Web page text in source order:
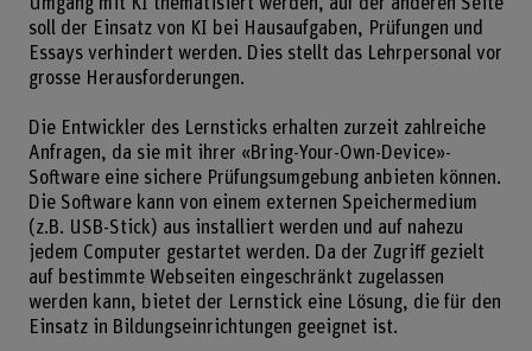
soll der Einsatz von KI bei Hausaufgaben, Prüfungen und
Essays verhindert werden. Dies stellt das Lehrpersonal vor
grosse Herausforderungen.
Die Entwickler des Lernsticks erhalten zurzeit zahlreiche
Anfragen, da sie mit ihrer «Bring-Your-Own-Device»-
Software eine sichere Prüfungsumgebung anbieten können.
Die Software kann von einem externen Speichermedium
(z.B. USB-Stick) aus installiert werden und auf nahezu
jedem Computer gestartet werden. Da der Zugriff gezielt
auf bestimmte Webseiten eingeschränkt zugelassen
werden kann, bietet der Lernstick eine Lösung, die für den
Einsatz in Bildungseinrichtungen geeignet ist.